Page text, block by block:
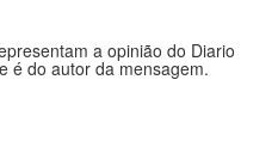
a opinião do Diario
é do autor da mensagem.